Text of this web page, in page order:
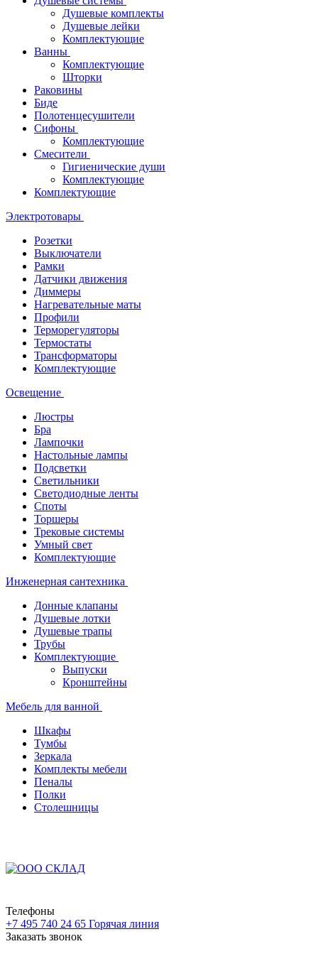
Душевые комплекты
Душевые лейки
Комплектующие
Ванны
Комплектующие
Шторки
Раковины
Биде
Полотенцесушители
Сифоны
Комплектующие
Смесители
Гигиенические души
Комплектующие
Комплектующие
Электротовары
Розетки
Выключатели
Рамки
Датчики движения
Диммеры
Нагревательные маты
Профили
Терморегуляторы
Термостаты
Трансформаторы
Комплектующие
Освещение
Люстры
Бра
Лампочки
Настольные лампы
Подсветки
Светильники
Светодиодные ленты
Споты
Торшеры
Трековые системы
Умный свет
Комплектующие
Инженерная сантехника
Донные клапаны
Душевые лотки
Душевые трапы
Трубы
Комплектующие
Выпуски
Кронштейны
Мебель для ванной
Шкафы
Тумбы
Зеркала
Комплекты мебели
Пеналы
Полки
Столешницы
Телефоны
+7 495 740 24 65 Горячая линия
Заказать звонок